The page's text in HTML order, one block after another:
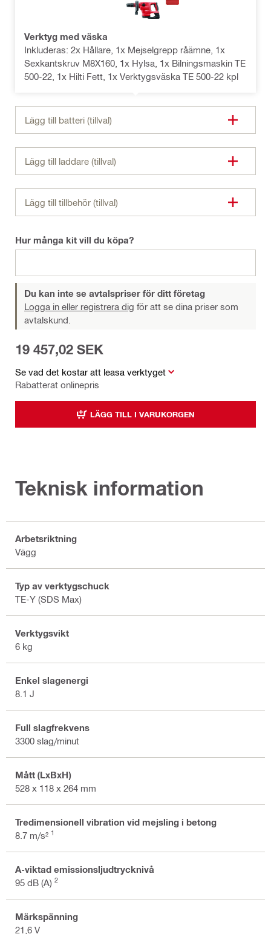
Verktyg med väska
Inkluderas: 2x Hållare, 1x Mejselgrepp råämne, 1x
Sexkantskruv M8X160, 1x Hylsa, 1x Bilningsmaskin TE
500-22, 1x Hilti Fett, 1x Verktygsväska TE 500-22 kpl
Lägg till batteri (tillval)
Lägg till laddare (tillval)
Lägg till tillbehör (tillval)
Hur många kit vill du köpa?
Du kan inte se avtalspriser för ditt företag
Logga in eller registrera dig för att se dina priser som
avtalskund.
Se vad det kostar att leasa verktyget
Rabatterat onlinepris
19 457,02 SEK
LÄGG TILL I VARUKORGEN
Teknisk information
Arbetsriktning
Vägg
Typ av verktygschuck
TE-Y (SDS Max)
Verktygsvikt
6 kg
Enkel slagenergi
8.1 J
Full slagfrekvens
3300 slag/minut
Mått (LxBxH)
528 x 118 x 264 mm
Tredimensionell vibration vid mejsling i betong
8.7 m/s² 1
A-viktad emissionsljudtrycknivå
95 dB (A) 2
Märkspänning
21,6 V